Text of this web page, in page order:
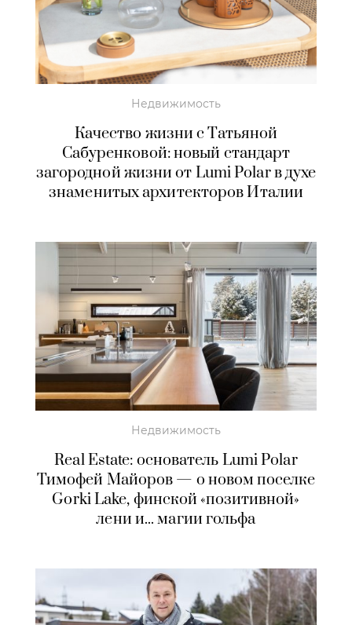
Недвижимость
Качество жизни с Татьяной
Сабуренковой: новый стандарт
загородной жизни от Lumi Polar в духе
знаменитых архитекторов Италии
Недвижимость
Real Estate: основатель Lumi Polar
Тимофей Майоров — о новом поселке
Gorki Lake, финской «позитивной»
лени и... магии гольфа